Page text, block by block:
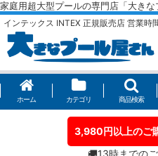
家庭用超大型プールの専門店「大きな
インテックス INTEX 正規販売店 営業
ホーム カテゴリ 商品検索
3,980円以上のご